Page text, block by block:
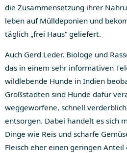
die Zusammensetzung ihrer
leben auf Mülldeponien und
täglich „frei Haus“ geliefert.
Auch Gerd Leder, Biologe und
das in einem sehr informativen
wildlebende Hunde in Indien
Großstädten sind Hunde dafür
weggeworfene, schnell
entsorgen. Dabei handelt es sich
Dinge wie Reis und scharfe
Fleisch eher einen geringen Anteil